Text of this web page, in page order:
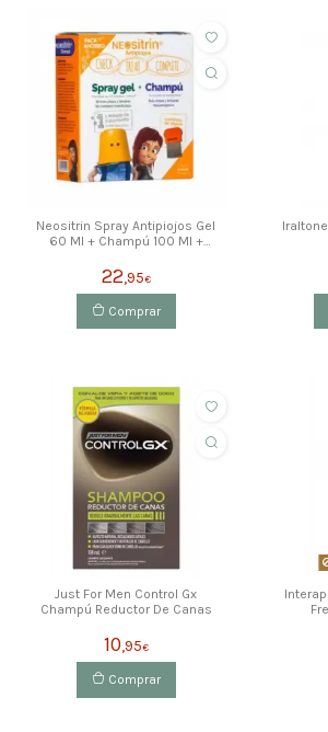
Neositrin Spray Antipiojos Gel
60 Ml + Champú 100 Ml +
22,95€
Comprar
Just For Men Control Gx
Champú Reductor De Canas
10,95€
Comprar